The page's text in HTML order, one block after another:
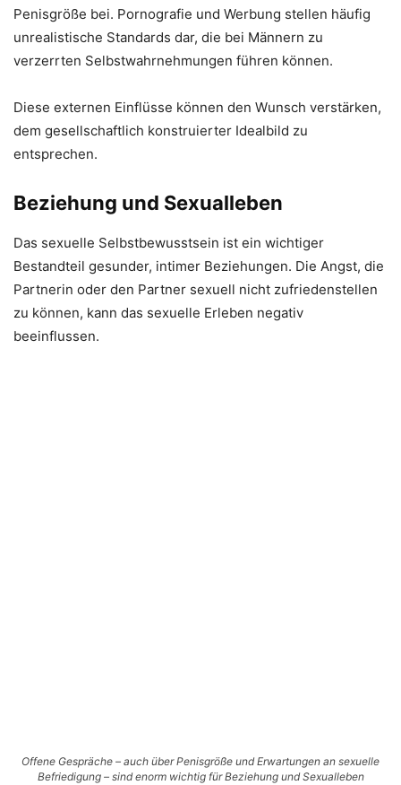
Penisgröße bei. Pornografie und Werbung stellen häufig
unrealistische Standards dar, die bei Männern zu
verzerrten Selbstwahrnehmungen führen können.
Diese externen Einflüsse können den Wunsch verstärken,
dem gesellschaftlich konstruierter Idealbild zu
entsprechen.
Beziehung und Sexualleben
Das sexuelle Selbstbewusstsein ist ein wichtiger
Bestandteil gesunder, intimer Beziehungen. Die Angst, die
Partnerin oder den Partner sexuell nicht zufriedenstellen
zu können, kann das sexuelle Erleben negativ
beeinflussen.
Offene Gespräche – auch über Penisgröße und Erwartungen an sexuelle
Befriedigung – sind enorm wichtig für Beziehung und Sexualleben